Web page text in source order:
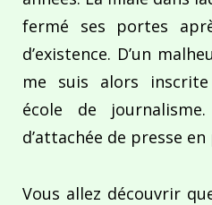
fermé ses portes
d’existence. D’un
me suis alors
école de
d’attachée de presse
Vous allez découvrir